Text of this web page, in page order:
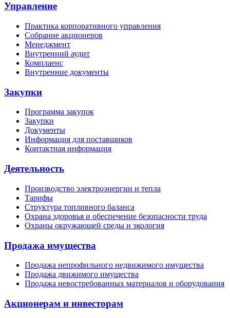
Управление
Практика корпоративного управления
Собрание акционеров
Менеджмент
Внутренний аудит
Комплаенс
Внутренние документы
Закупки
Программа закупок
Закупки
Документы
Информация для поставщиков
Контактная информация
Деятельность
Производство электроэнергии и тепла
Тарифы
Структура топливного баланса
Охрана здоровья и обеспечение безопасности труда
Охраны окружающей среды и экология
Продажа имущества
Продажа непрофильного недвижимого имущества
Продажа движимого имущества
Продажа невостребованных материалов и оборудования
Акционерам и инвесторам